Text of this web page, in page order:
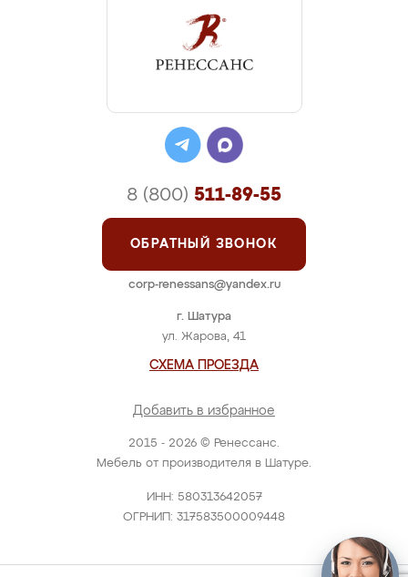
2015 - 2026 © Ренессанс.
Мебель от производителя в Шатуре.
ИНН: 580313642057
ОГРНИП: 317583500009448
г. Шатура
ул. Жарова, 41
СХЕМА ПРОЕЗДА
Добавить в избранное
8 (800) 511-89-55
ОБРАТНЫЙ ЗВОНОК
corp-renessans@yandex.ru